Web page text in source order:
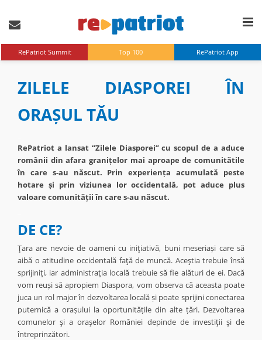
RePatriot Summit Top 100 RePatriot App
ZILELE DIASPOREI ÎN
ORAȘUL TĂU
RePatriot a lansat “Zilele Diasporei” cu scopul de a aduce
românii din afara granițelor mai aproape de comunitătile
în care s-au născut. Prin experiența acumulată peste
hotare și prin viziunea lor occidentală, pot aduce plus
valoare comunității în care s-au născut.
DE CE?
Ţara are nevoie de oameni cu iniţiativă, buni meseriași care să
aibă o atitudine occidentală faţă de muncă. Aceştia trebuie însă
sprijiniţi, iar administraţia locală trebuie să fie alături de ei. Dacă
vom reuși să apropiem Diaspora, vom observa că aceasta poate
juca un rol major în dezvoltarea locală și poate sprijini conectarea
puternică a orașului la oportunitățile din alte țări. Dezvoltarea
comunelor şi a oraşelor României depinde de investiţii şi de
întreprinzători.